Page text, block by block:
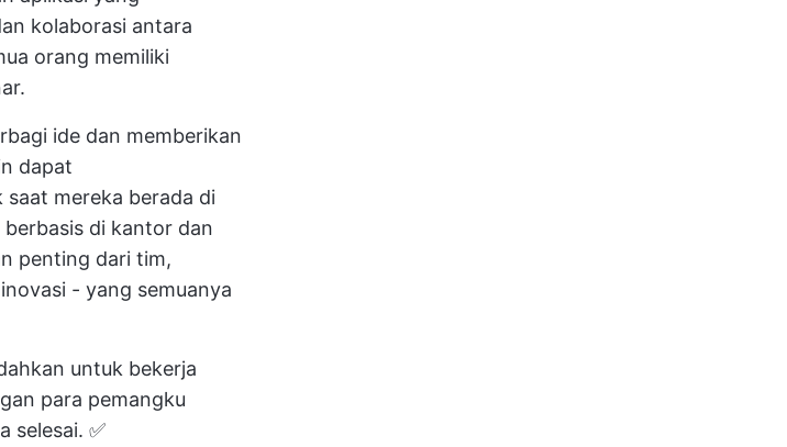
kolaborasi antara
orang memiliki
ide dan memberikan
dapat
mereka berada di
di kantor dan
penting dari tim,
- yang semuanya
untuk bekerja
para pemangku
selesai. ✅